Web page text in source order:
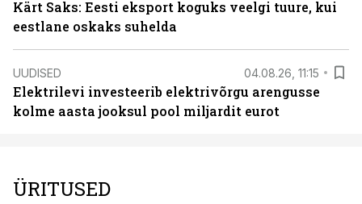
Kärt Saks: Eesti eksport koguks veelgi tuure, kui
eestlane oskaks suhelda
UUDISED 04.08.26, 11:15
Elektrilevi investeerib elektrivõrgu arengusse
kolme aasta jooksul pool miljardit eurot
ÜRITUSED